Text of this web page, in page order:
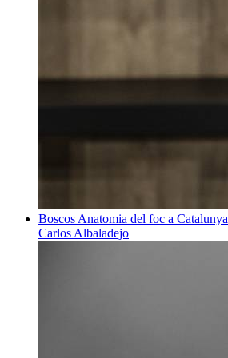
Boscos Anatomia del foc a Catalunya
Carlos Albaladejo